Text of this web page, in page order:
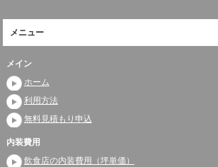
メニュー
メイン
ホーム
利用方法
無料見積もり申込
内装費用
飲食店の内装費用（坪単価）